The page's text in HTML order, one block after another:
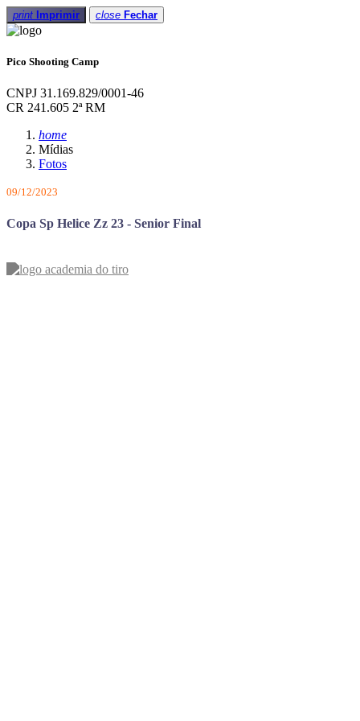
print Imprimir close Fechar
Pico Shooting Camp
CNPJ 31.169.829/0001-46
CR 241.605 2ª RM
home
Mídias
Fotos
09/12/2023
Copa Sp Helice Zz 23 - Senior Final